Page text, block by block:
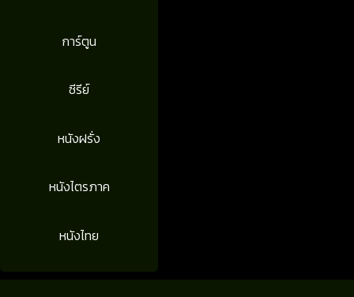
การ์ตูน
ซีรีย์
หนังฝรั่ง
หนังไตรภาค
หนังไทย